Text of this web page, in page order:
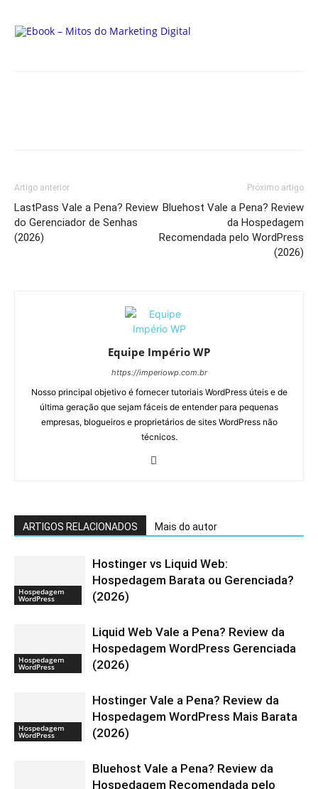
Artigo anterior
LastPass Vale a Pena? Review
do Gerenciador de Senhas
(2026)
Próximo artigo
Bluehost Vale a Pena? Review
da Hospedagem
Recomendada pelo WordPress
(2026)
Equipe Império WP
https://imperiowp.com.br
Nosso principal objetivo é fornecer tutoriais WordPress úteis e de
última geração que sejam fáceis de entender para pequenas
empresas, blogueiros e proprietários de sites WordPress não
técnicos.
ARTIGOS RELACIONADOS Mais do autor
Hospedagem
WordPress
Hostinger vs Liquid Web:
Hospedagem Barata ou Gerenciada?
(2026)
Hospedagem
WordPress
Liquid Web Vale a Pena? Review da
Hospedagem WordPress Gerenciada
(2026)
Hospedagem
WordPress
Hostinger Vale a Pena? Review da
Hospedagem WordPress Mais Barata
(2026)
Bluehost Vale a Pena? Review da
Hospedagem Recomendada pelo